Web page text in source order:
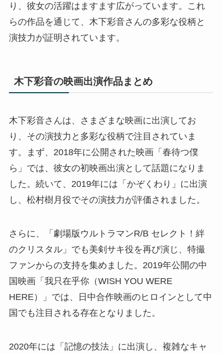
り、彼女の活躍はますます広がっています。これ
らの作品を通じて、木下彩音さんの多彩な役柄と
演技力が証明されています。
木下彩音の映画出演作品まとめ
木下彩音さんは、さまざまな映画に出演してお
り、その演技力と多彩な役柄で注目されていま
す。まず、2018年に公開された映画「春待つ僕
ら」では、彼女の初映画出演として話題になりま
した。続いて、2019年には「かぞくわり」に出演
し、松村樹月役でその演技力が評価されました。
さらに、「劇場版ウルトラマンR/B セレクト！絆
のクリスタル」でも美剣サキ役を再び演じ、特撮
ファンからの支持を集めました。2019年公開の中
国映画「我只在乎你（WISH YOU WERE
HERE）」では、日中合作映画のヒロインとして中
国でも注目される存在となりました。
2020年には「記憶の技法」に出演し、複雑なキャ